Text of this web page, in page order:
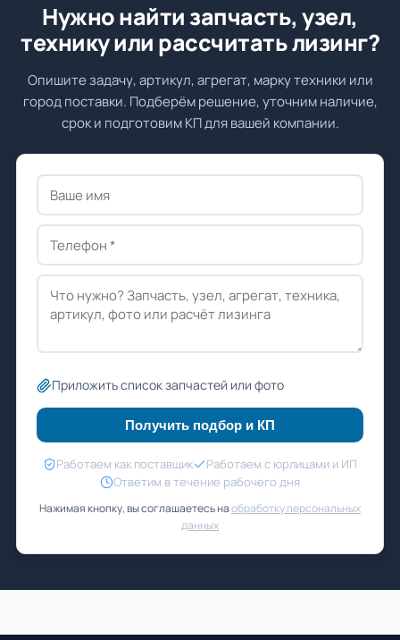
Нужно найти запчасть, узел,
технику или рассчитать лизинг?
Опишите задачу, артикул, агрегат, марку техники или
город поставки. Подберём решение, уточним наличие,
срок и подготовим КП для вашей компании.
Приложить список запчастей или фото
Получить подбор и КП
Работаем как поставщик
Работаем с юрлицами и ИП
Ответим в течение рабочего дня
Нажимая кнопку, вы соглашаетесь наобработку персональных
данных